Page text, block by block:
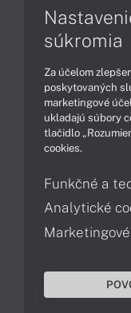
Obchodné
Ako
Servisné
súkromia
Za účelom
poskytovaných
marketingové
ukladajú súbory
tlačidlo
cookies.
Funkčné a
Analytické